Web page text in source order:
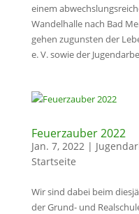
einem
Wandelhalle nach Bad
gehen zugunsten der
e. V. sowie der
Feuerzauber 2022
Jan. 7, 2022 |
Startseite
Wir sind dabei beim
der Grund- und